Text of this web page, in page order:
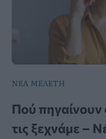
ΝΕΑ ΜΕΛΕΤΗ
Πού πηγαίνουν
τις ξεχνάμε –